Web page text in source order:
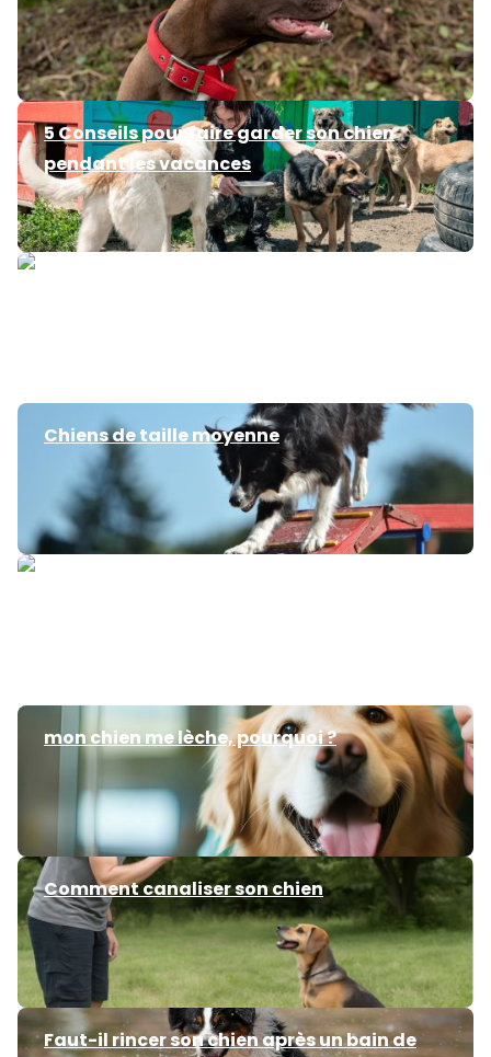
5 Conseils pour faire garder son chien
pendant les vacances
Chiens de taille moyenne
mon chien me lèche, pourquoi ?
Comment canaliser son chien
Faut-il rincer son chien après un bain de